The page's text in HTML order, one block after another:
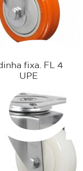
fixa. FL 414
UPE